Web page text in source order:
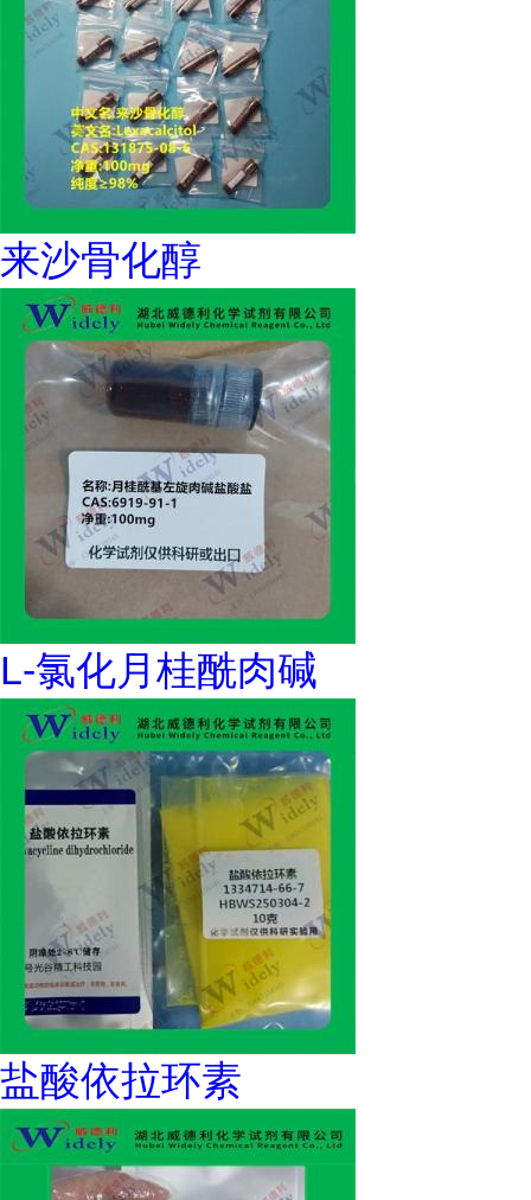
来沙骨化醇
L-氯化月桂酰肉碱
盐酸依拉环素